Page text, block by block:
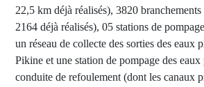
22,5 km déjà réalisés), 3820
2164 déjà réalisés), 05 stations de
un réseau de collecte des sorties des eaux
Pikine et une station de pompage des
conduite de refoulement (dont les canaux